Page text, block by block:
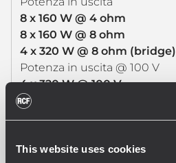
This website uses cookies
8 x 160 W @ 4 ohm
8 x 160 W @ 8 ohm
4 x 320 W @ 8 ohm (bridge)
Potenza in uscita @ 100 V
4 x 320 W @ 100 V
Potenza in uscita @ 70 V
4 x 320 W @ 70 V
20 Hz - 20000 Hz